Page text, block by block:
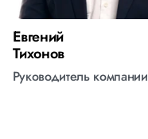
Евгений
Тихонов
Руководитель компании